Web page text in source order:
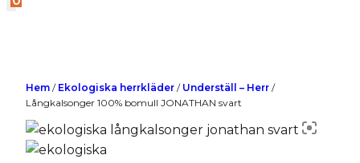
Hem / Ekologiska herrkläder / Underställ – Herr /
Långkalsonger 100% bomull JONATHAN svart